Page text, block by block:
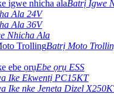
Batrị Igwe
Ala 24V
Ala 36V
Nhicha Ala
Batrị Moto
Ebe ọrụ ESS
Ike Ekwentị PC15KT
Ike nke Jeneta Dizel